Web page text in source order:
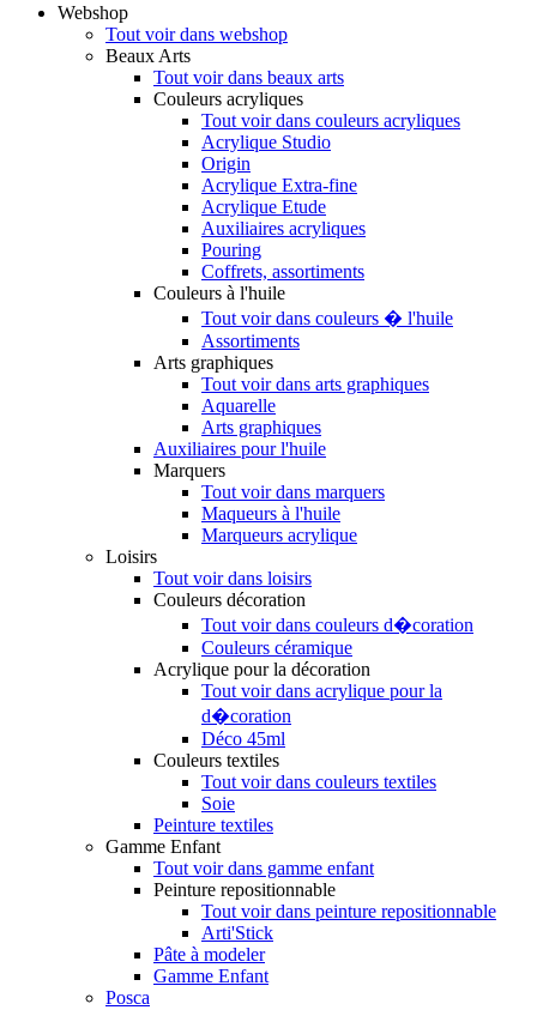
Webshop
Tout voir dans webshop
Beaux Arts
Tout voir dans beaux arts
Couleurs acryliques
Tout voir dans couleurs acryliques
Acrylique Studio
Origin
Acrylique Extra-fine
Acrylique Etude
Auxiliaires acryliques
Pouring
Coffrets, assortiments
Couleurs à l'huile
Tout voir dans couleurs � l'huile
Assortiments
Arts graphiques
Tout voir dans arts graphiques
Aquarelle
Arts graphiques
Auxiliaires pour l'huile
Marquers
Tout voir dans marquers
Maqueurs à l'huile
Marqueurs acrylique
Loisirs
Tout voir dans loisirs
Couleurs décoration
Tout voir dans couleurs d�coration
Couleurs céramique
Acrylique pour la décoration
Tout voir dans acrylique pour la
d�coration
Déco 45ml
Couleurs textiles
Tout voir dans couleurs textiles
Soie
Peinture textiles
Gamme Enfant
Tout voir dans gamme enfant
Peinture repositionnable
Tout voir dans peinture repositionnable
Arti'Stick
Pâte à modeler
Gamme Enfant
Posca